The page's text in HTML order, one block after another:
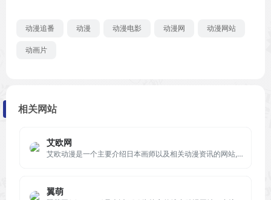
动漫追番 动漫 动漫电影 动漫网 动漫网站
动画片
相关网站
艾欧网
艾欧动漫是一个主要介绍日本画师以及相关动漫资讯的网站,创建于2013年。网站以文章为主,并向大家推荐有趣有爱的动漫作品。
翼萌